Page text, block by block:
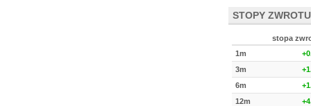
STOPY ZWROTU
stopa
1m
3m
6m
12m